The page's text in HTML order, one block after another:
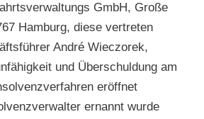
GmbH, Große
Hamburg, diese vertreten
André Wieczorek,
und Überschuldung am
eröffnet
ernannt wurde